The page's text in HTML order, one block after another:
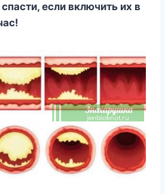
если включить их в